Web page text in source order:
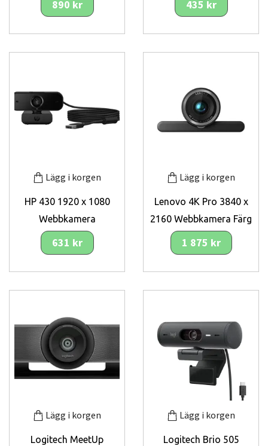
890 kr 435 kr
Lägg i korgen
HP 430 1920 x 1080
Webbkamera
631 kr
Lägg i korgen
Lenovo 4K Pro 3840 x
2160 Webbkamera Färg
1 875 kr
Lägg i korgen
Logitech MeetUp
Lägg i korgen
Logitech Brio 505